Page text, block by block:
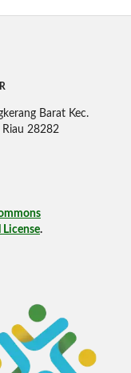
Barat Kec.
Riau 28282
.